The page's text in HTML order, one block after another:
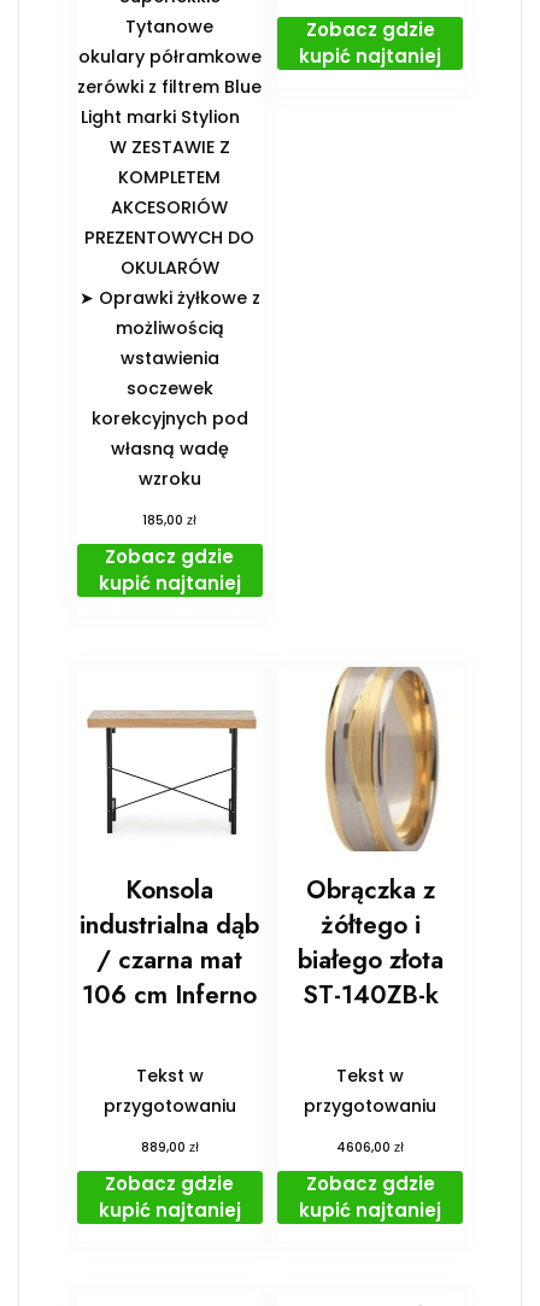
Tytanowe
okulary półramkowe
zerówki z filtrem Blue
Light marki Stylion
️W ZESTAWIE Z
KOMPLETEM
AKCESORIÓW
PREZENTOWYCH DO
OKULARÓW️
➤ Oprawki żyłkowe z
możliwością
wstawienia
soczewek
korekcyjnych pod
własną wadę
wzroku
185,00zł
Zobacz gdzie
kupić najtaniej
Zobacz gdzie
kupić najtaniej
Konsola
industrialna dąb
/ czarna mat
106 cm Inferno
Tekst w
przygotowaniu
889,00 zł
Zobacz gdzie
kupić najtaniej
Obrączka z
żółtego i
białego złota
ST-140ZB-k
Tekst w
przygotowaniu
4606,00zł
Zobacz gdzie
kupić najtaniej